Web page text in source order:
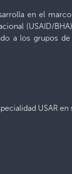
en el
(USAID/
a los grupos
USAR en